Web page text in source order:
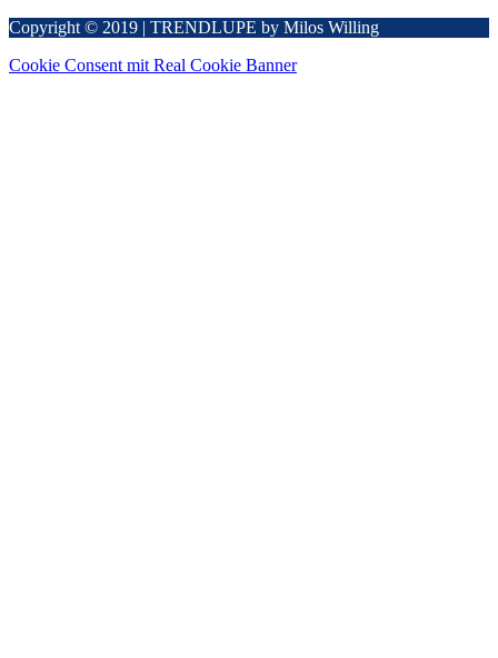
Copyright © 2019 | TRENDLUPE by Milos Willing
Cookie Consent mit Real Cookie Banner